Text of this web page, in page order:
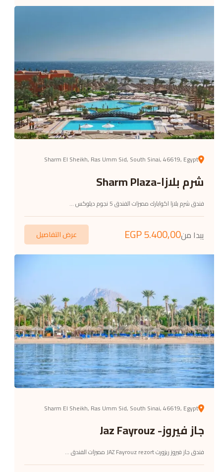
Sharm El Sheikh, Ras Umm Sid, South Sinai, 46619, Egypt
شرم بلازا-Sharm Plaza
فندق شرم بلازا اكوابارك مميزات الفندق 5 نجوم ديلوكس ...
يبدا من5.400,00
EGP عرض التفاصيل
Sharm El Sheikh, Ras Umm Sid, South Sinai, 46619, Egypt
جاز فيروز- Jaz Fayrouz
فندق جاز فيروز ريزورت JAZ Fayrouz rezort مميزات الفندق ...